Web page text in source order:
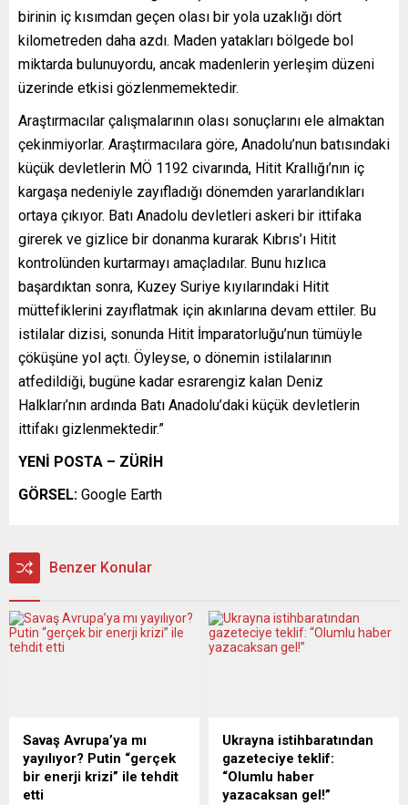
birinin iç kısımdan geçen olası bir yola uzaklığı dört
kilometreden daha azdı. Maden yatakları bölgede bol
miktarda bulunuyordu, ancak madenlerin yerleşim düzeni
üzerinde etkisi gözlenmemektedir.
Araştırmacılar çalışmalarının olası sonuçlarını ele almaktan
çekinmiyorlar. Araştırmacılara göre, Anadolu’nun batısındaki
küçük devletlerin MÖ 1192 civarında, Hitit Krallığı’nın iç
kargaşa nedeniyle zayıfladığı dönemden yararlandıkları
ortaya çıkıyor. Batı Anadolu devletleri askeri bir ittifaka
girerek ve gizlice bir donanma kurarak Kıbrıs’ı Hitit
kontrolünden kurtarmayı amaçladılar. Bunu hızlıca
başardıktan sonra, Kuzey Suriye kıyılarındaki Hitit
müttefiklerini zayıflatmak için akınlarına devam ettiler. Bu
istilalar dizisi, sonunda Hitit İmparatorluğu’nun tümüyle
çöküşüne yol açtı. Öyleyse, o dönemin istilalarının
atfedildiği, bugüne kadar esrarengiz kalan Deniz
Halkları’nın ardında Batı Anadolu’daki küçük devletlerin
ittifakı gizlenmektedir.”
YENİ POSTA – ZÜRİH
GÖRSEL: Google Earth
Benzer Konular
Savaş Avrupa’ya mı
yayılıyor? Putin “gerçek
bir enerji krizi” ile tehdit
etti
Ukrayna istihbaratından
gazeteciye teklif:
“Olumlu haber
yazacaksan gel!”